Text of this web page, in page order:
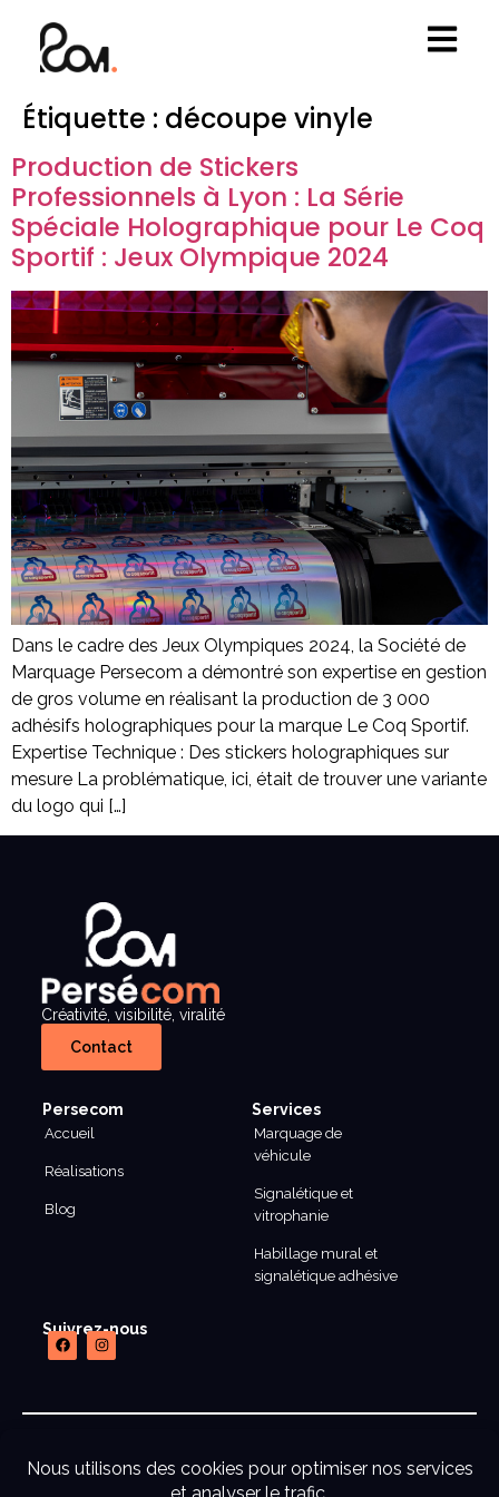
Étiquette : découpe vinyle
Production de Stickers
Professionnels à Lyon : La Série
Spéciale Holographique pour Le Coq
Sportif : Jeux Olympique 2024
Dans le cadre des Jeux Olympiques 2024, la Société de
Marquage Persecom a démontré son expertise en gestion
de gros volume en réalisant la production de 3 000
adhésifs holographiques pour la marque Le Coq Sportif.
Expertise Technique : Des stickers holographiques sur
mesure La problématique, ici, était de trouver une variante
du logo qui […]
Créativité, visibilité, viralité
Contact
Persecom
Accueil
Réalisations
Blog
Services
Marquage de
véhicule
Signalétique et
vitrophanie
Habillage mural et
signalétique adhésive
Suivrez-nous